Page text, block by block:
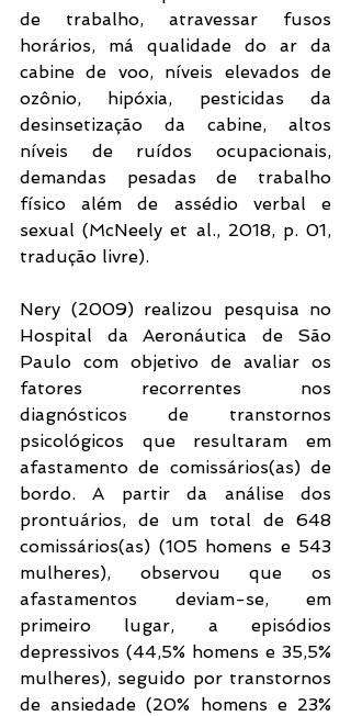
de trabalho, atravessar fusos
horários, má qualidade do ar da
cabine de voo, níveis elevados de
ozônio, hipóxia, pesticidas da
desinsetização da cabine, altos
níveis de ruídos ocupacionais,
demandas pesadas de trabalho
físico além de assédio verbal e
sexual (McNeely et al., 2018, p. 01,
tradução livre).
Nery (2009) realizou pesquisa no
Hospital da Aeronáutica de São
Paulo com objetivo de avaliar os
fatores recorrentes nos
diagnósticos de transtornos
psicológicos que resultaram em
afastamento de comissários(as) de
bordo. A partir da análise dos
prontuários, de um total de 648
comissários(as) (105 homens e 543
mulheres), observou que os
afastamentos deviam-se, em
primeiro lugar, a episódios
depressivos (44,5% homens e 35,5%
mulheres), seguido por transtornos
de ansiedade (20% homens e 23%